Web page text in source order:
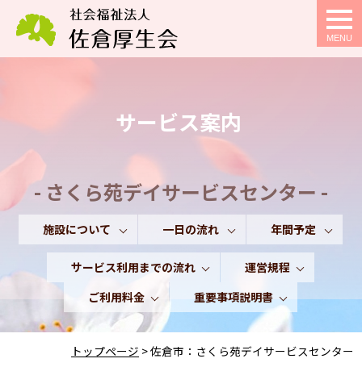
サービス案内
- さくら苑デイサービスセンター -
施設について 一日の流れ 年間予定
サービス利用までの流れ
運営規程
ご利用料金
重要事項説明書
トップページ >佐倉市：さくら苑デイサービスセンター